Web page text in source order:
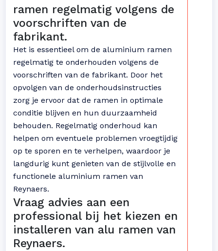
ramen regelmatig volgens de
voorschriften van de
fabrikant.
Het is essentieel om de aluminium ramen
regelmatig te onderhouden volgens de
voorschriften van de fabrikant. Door het
opvolgen van de onderhoudsinstructies
zorg je ervoor dat de ramen in optimale
conditie blijven en hun duurzaamheid
behouden. Regelmatig onderhoud kan
helpen om eventuele problemen vroegtijdig
op te sporen en te verhelpen, waardoor je
langdurig kunt genieten van de stijlvolle en
functionele aluminium ramen van
Reynaers.
Vraag advies aan een
professional bij het kiezen en
installeren van alu ramen van
Reynaers.